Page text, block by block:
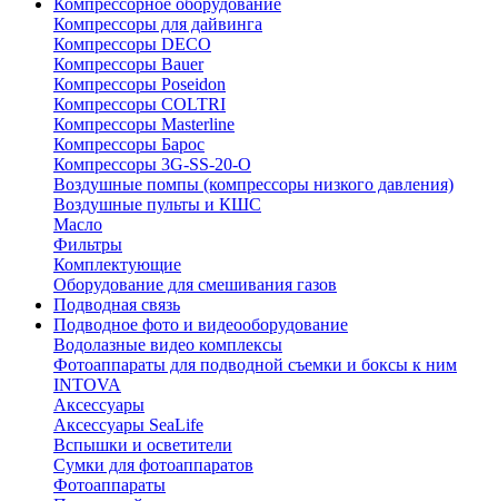
Компрессорное оборудование
Компрессоры для дайвинга
Компрессоры DECO
Компрессоры Bauer
Компрессоры Poseidon
Компрессоры COLTRI
Компрессоры Masterline
Компрессоры Барос
Компрессоры 3G-SS-20-O
Воздушные помпы (компрессоры низкого давления)
Воздушные пульты и КШС
Масло
Фильтры
Комплектующие
Оборудование для смешивания газов
Подводная связь
Подводное фото и видеооборудование
Водолазные видео комплексы
Фотоаппараты для подводной съемки и боксы к ним
INTOVA
Аксессуары
Аксессуары SeaLife
Вспышки и осветители
Сумки для фотоаппаратов
Фотоаппараты